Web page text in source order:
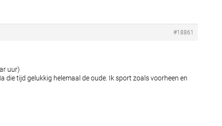
#18861
uur)
tijd gelukkig helemaal de oude. Ik sport zoals voorheen en